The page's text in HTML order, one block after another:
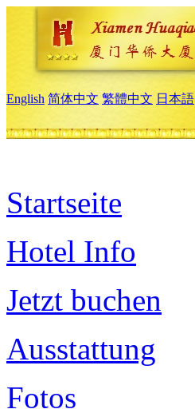
English 简体中文 繁體中文 日本語
Startseite
Hotel Info
Jetzt buchen
Ausstattung
Fotos